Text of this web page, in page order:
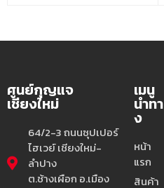
ศูนย์กุญแจ
เชียงใหม่
64/2-3 ถนนซุปเปอร์
ไฮเวย์ เชียงใหม่-
ลำปาง
ต.ช้างเผือก อ.เมือง
เมนู
นำทา
ง
หน้า
แรก
สินค้า